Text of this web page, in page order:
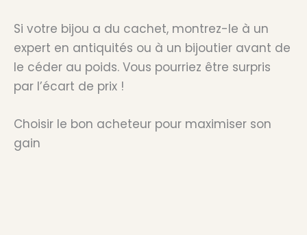
Si votre bijou a du cachet, montrez-le à un
expert en antiquités ou à un bijoutier avant de
le céder au poids. Vous pourriez être surpris
par l’écart de prix !
Choisir le bon acheteur pour maximiser son
gain